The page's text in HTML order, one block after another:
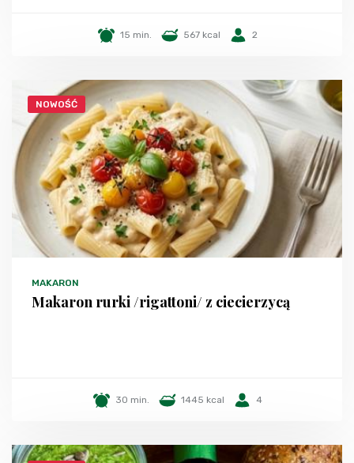
15 min. 567 kcal 2
NOWOŚĆ
MAKARON
Makaron rurki /rigattoni/ z ciecierzycą
30 min. 1445 kcal 4